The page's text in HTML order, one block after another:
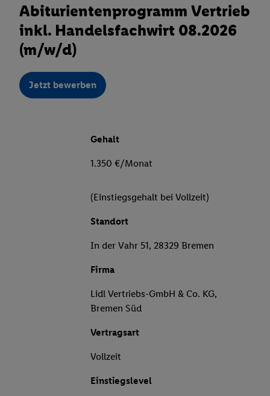
Abiturientenprogramm Vertrieb
inkl. Handelsfachwirt 08.2026
(m/w/d)
Jetzt bewerben
Gehalt
1.350 €/Monat
(Einstiegsgehalt bei Vollzeit)
Standort
In der Vahr 51, 28329 Bremen
Firma
Lidl Vertriebs-GmbH & Co. KG,
Bremen Süd
Vertragsart
Vollzeit
Einstiegslevel